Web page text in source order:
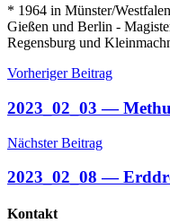
* 1964 in Münster/
Gießen und Berlin -
Regensburg und
Beitragsnavigation
Vorheriger Beitrag
2023_02_03 —
Nächster Beitrag
2023_02_08 —
Kontakt